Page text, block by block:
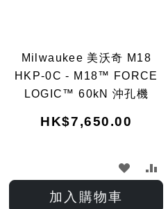
Milwaukee 美沃奇 M18
HKP-0C - M18™ FORCE
LOGIC™ 60kN 沖孔機
HK$7,650.00
加 加
加入購物車